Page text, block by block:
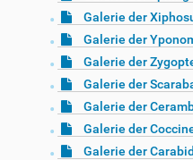
Galerie der
Galerie der
Galerie der
Galerie der
Galerie der
Galerie der
Galerie der